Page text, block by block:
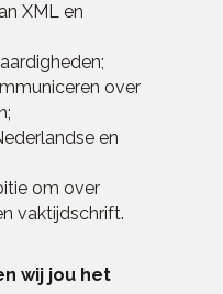
XML en
over
en
om over
vaktijdschrift.
wij jou het